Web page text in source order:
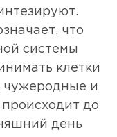
что
системы
клетки
чужеродные и
до
день